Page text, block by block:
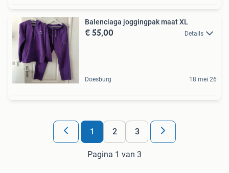
Balenciaga joggingpak maat XL
€ 55,00 Details
Doesburg 18 mei 26
1 2 3
Pagina 1 van 3